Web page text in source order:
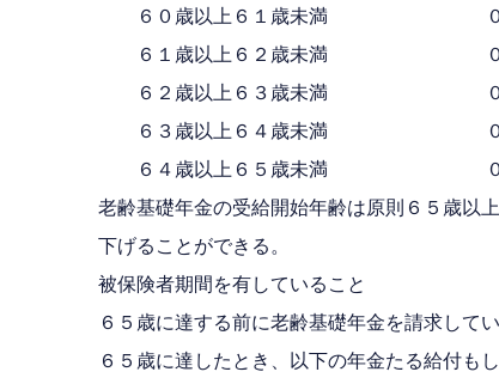
６０歳以上６１歳未満 ０
６１歳以上６２歳未満 ０
６２歳以上６３歳未満 ０
６３歳以上６４歳未満 ０
６４歳以上６５歳未満 ０．
老齢基礎年金の受給開始年齢は原則６５歳以
下げることができる。
被保険者期間を有していること
６５歳に達する前に老齢基礎年金を請求して
６５歳に達したとき、以下の年金たる給付も